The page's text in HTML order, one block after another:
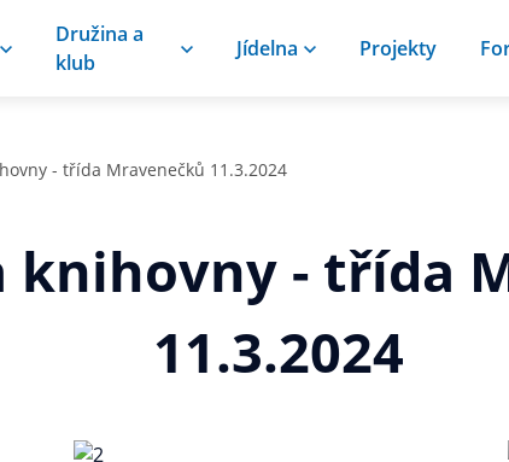
Družina a
klub
Jídelna Projekty
- třída Mravenečků 11.3.2024
knihovny - třída
11.3.2024